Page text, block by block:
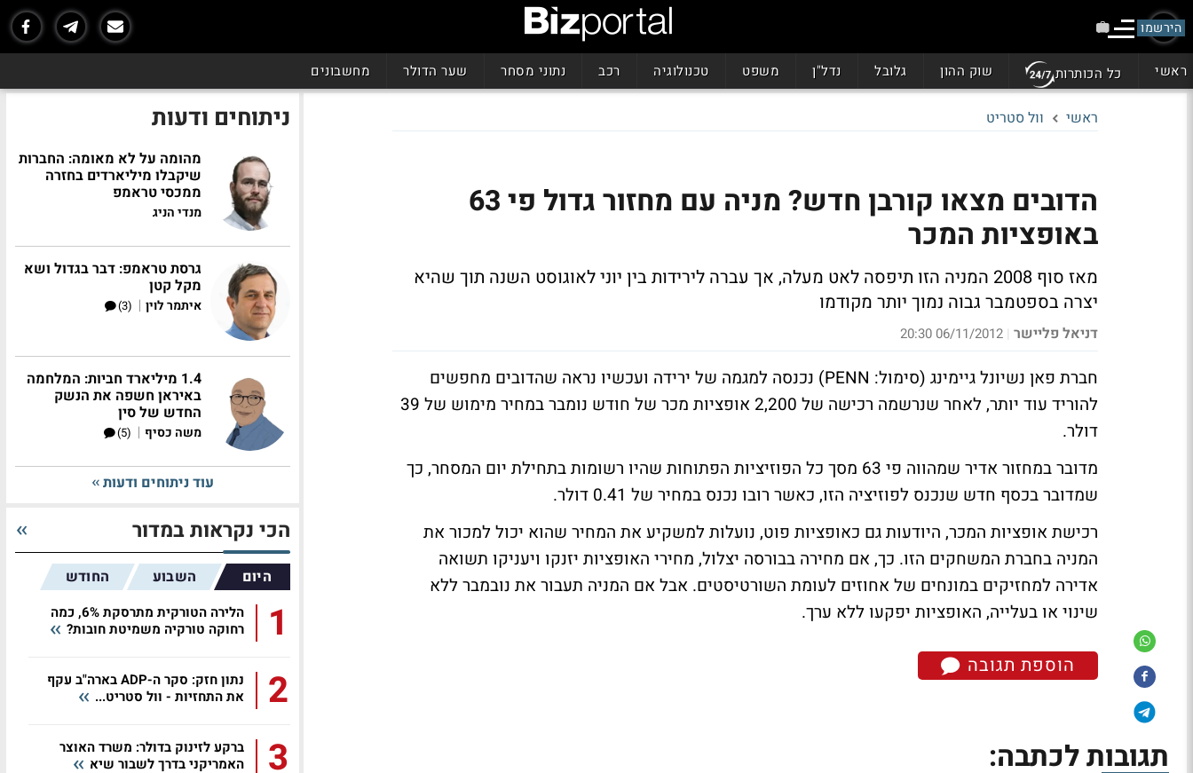
הירשמו
ראשי כל הכותרות שוק ההון גלובל נדל"ן משפט טכנולוגיה רכב נתוני מסחר שער הדולר מחשבונים
ראשי וול סטריט
הדובים מצאו קורבן חדש? מניה עם מחזור גדול פי 63
באופציות המכר
מאז סוף 2008 המניה הזו תיפסה לאט מעלה, אך עברה לירידות בין יוני לאוגוסט השנה תוך שהיא
יצרה בספטמבר גבוה נמוך יותר מקודמו
דניאל פליישר |
06/11/2012 20:30
חברת פאן נשיונל גיימינג (סימול: PENN) נכנסה למגמה של ירידה ועכשיו נראה שהדובים מחפשים
להוריד עוד יותר, לאחר שנרשמה רכישה של 2,200 אופציות מכר של חודש נומבר במחיר מימוש של 39
דולר.
מדובר במחזור אדיר שמהווה פי 63 מסך כל הפוזיציות הפתוחות שהיו רשומות בתחילת יום המסחר, כך
שמדובר בכסף חדש שנכנס לפוזיציה הזו, כאשר רובו נכנס במחיר של 0.41 דולר.
רכישת אופציות המכר, היודעות גם כאופציות פוט, נועלות למשקיע את המחיר שהוא יכול למכור את
המניה בחברת המשחקים הזו. כך, אם מחירה בבורסה יצלול, מחירי האופציות יזנקו ויעניקו תשואה
אדירה למחזיקים במונחים של אחוזים לעומת השורטיסטים. אבל אם המניה תעבור את נובמבר ללא
שינוי או בעלייה, האופציות יפקעו ללא ערך.
הוספת תגובה
תגובות לכתבה:
ניתוחים ודעות
מהומה על לא מאומה: החברות
שיקבלו מיליארדים בחזרה
ממכסי טראמפ
מנדי הניג
גרסת טראמפ: דבר בגדול ושא
מקל קטן
איתמר לוין |
(3)
1.4 מיליארד חביות: המלחמה
באיראן חשפה את הנשק
החדש של סין
משה כסיף |
(5)
עוד ניתוחים ודעות
הכי נקראות במדור
היום השבוע החודש
1
הלירה הטורקית מתרסקת 6%, כמה
רחוקה טורקיה משמיטת חובות?
2
נתון חזק: סקר ה-ADP בארה"ב עקף
את התחזיות - וול סטריט...
3
ברקע לזינוק בדולר: משרד האוצר
האמריקני בדרך לשבור שיא